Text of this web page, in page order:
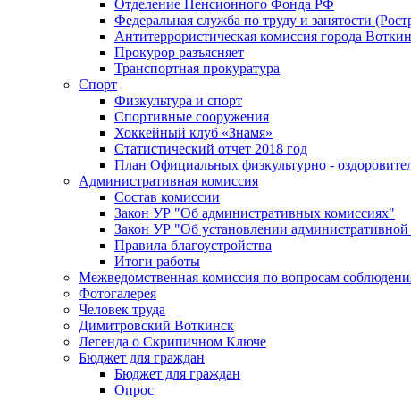
Отделение Пенсионного Фонда РФ
Федеральная служба по труду и занятости
Антитеррористическая комиссия города
Прокурор разъясняет
Транспортная прокуратура
Спорт
Физкультура и спорт
Спортивные сооружения
Хоккейный клуб «Знамя»
Статистический отчет 2018 год
План Официальных физкультурно -
Административная комиссия
Состав комиссии
Закон УР "Об административных комиссиях"
Закон УР "Об установлении
Правила благоустройства
Итоги работы
Межведомственная комиссия по вопросам
Фотогалерея
Человек труда
Димитровский Воткинск
Легенда о Скрипичном Ключе
Бюджет для граждан
Бюджет для граждан
Опрос